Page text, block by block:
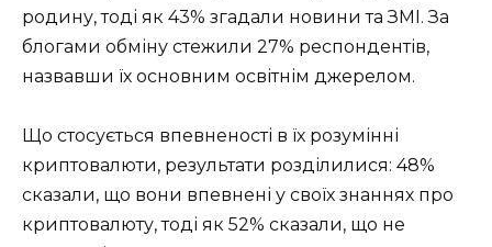
родину, тоді як 43% згадали новини та ЗМІ. За
блогами обміну стежили 27% респондентів,
назвавши їх основним освітнім джерелом.
Що стосується впевненості в їх розумінні
криптовалюти, результати розділилися: 48%
сказали, що вони впевнені у своїх знаннях про
криптовалюту, тоді як 52% сказали, що не